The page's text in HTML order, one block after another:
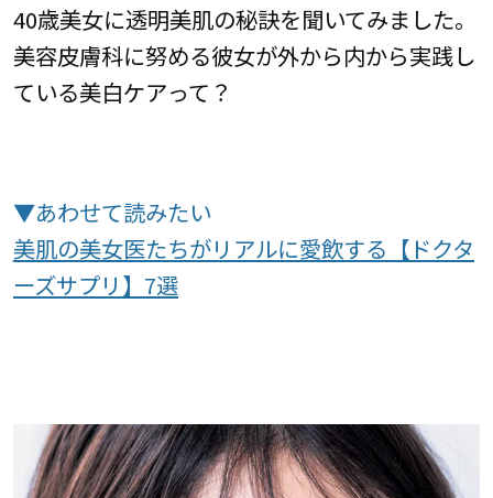
40歳美女に透明美肌の秘訣を聞いてみました。
美容皮膚科に努める彼女が外から内から実践し
ている美白ケアって？
▼あわせて読みたい
美肌の美女医たちがリアルに愛飲する【ドクタ
ーズサプリ】7選